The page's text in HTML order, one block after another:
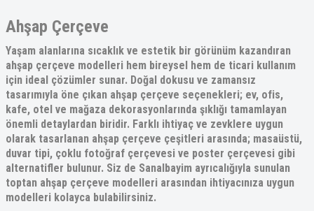
Ahşap Çerçeve
Yaşam alanlarına sıcaklık ve estetik bir görünüm kazandıran
ahşap çerçeve modelleri hem bireysel hem de ticari kullanım
için ideal çözümler sunar. Doğal dokusu ve zamansız
tasarımıyla öne çıkan ahşap çerçeve seçenekleri; ev, ofis,
kafe, otel ve mağaza dekorasyonlarında şıklığı tamamlayan
önemli detaylardan biridir. Farklı ihtiyaç ve zevklere uygun
olarak tasarlanan ahşap çerçeve çeşitleri arasında; masaüstü,
duvar tipi, çoklu fotoğraf çerçevesi ve poster çerçevesi gibi
alternatifler bulunur. Siz de Sanalbayim ayrıcalığıyla sunulan
toptan ahşap çerçeve modelleri arasından ihtiyacınıza uygun
modelleri kolayca bulabilirsiniz.